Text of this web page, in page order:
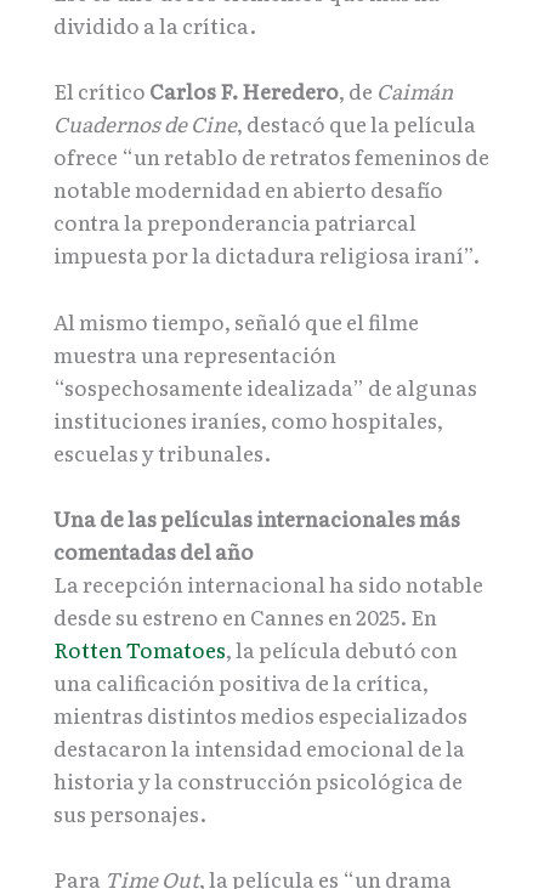
dividido a la crítica.
El crítico Carlos F. Heredero, de Caimán
Cuadernos de Cine, destacó que la película
ofrece “un retablo de retratos femeninos de
notable modernidad en abierto desafío
contra la preponderancia patriarcal
impuesta por la dictadura religiosa iraní”.
Al mismo tiempo, señaló que el filme
muestra una representación
“sospechosamente idealizada” de algunas
instituciones iraníes, como hospitales,
escuelas y tribunales.
Una de las películas internacionales más
comentadas del año
La recepción internacional ha sido notable
desde su estreno en Cannes en 2025. En
Rotten Tomatoes, la película debutó con
una calificación positiva de la crítica,
mientras distintos medios especializados
destacaron la intensidad emocional de la
historia y la construcción psicológica de
sus personajes.
Para Time Out, la película es “un drama